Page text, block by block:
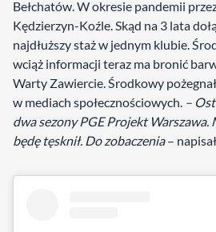
Bełchatów. W okresie pandemii
Kędzierzyn-Koźle. Skąd na 3 lata
najdłuższy staż w jednym klubie.
wciąż informacji teraz ma bronić
Warty Zawiercie. Środkowy
w mediach społecznościowych. –
dwa sezony PGE Projekt
będę tęsknił. Do zobaczenia–